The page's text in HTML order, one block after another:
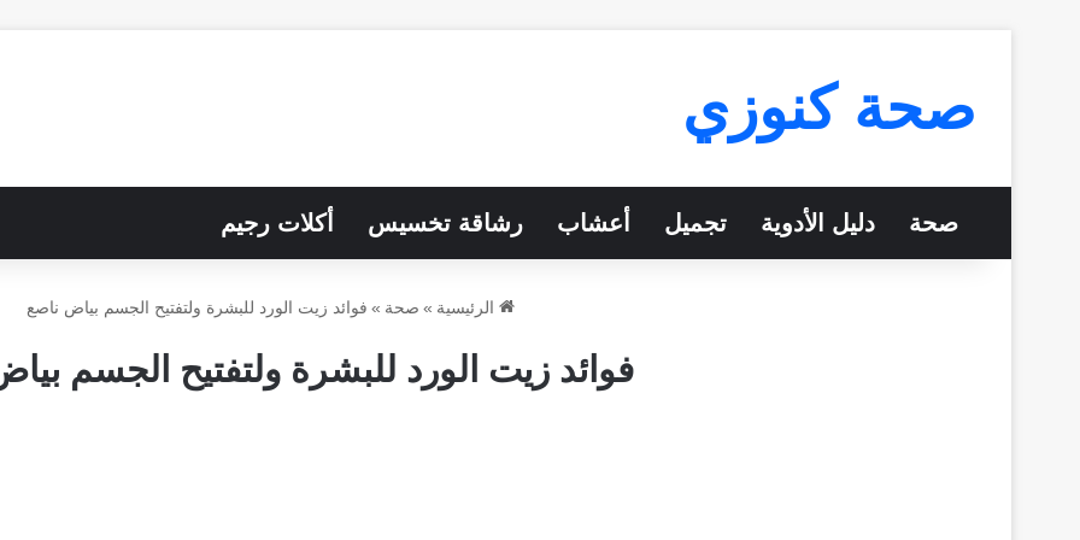
صحة كنوزي
صحة دليل الأدوية تجميل أعشاب رشاقة تخسيس أكلات رجيم
الرئيسية » صحة » فوائد زيت الورد للبشرة ولتفتيح الجسم بياض ناصع
فوائد زيت الورد للبشرة ولتفتيح الجسم